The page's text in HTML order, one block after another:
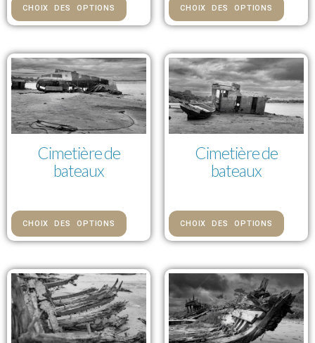
CHOIX DES OPTIONS CHOIX DES OPTIONS
Cimetière de
bateaux
CHOIX DES OPTIONS
Cimetière de
bateaux
CHOIX DES OPTIONS